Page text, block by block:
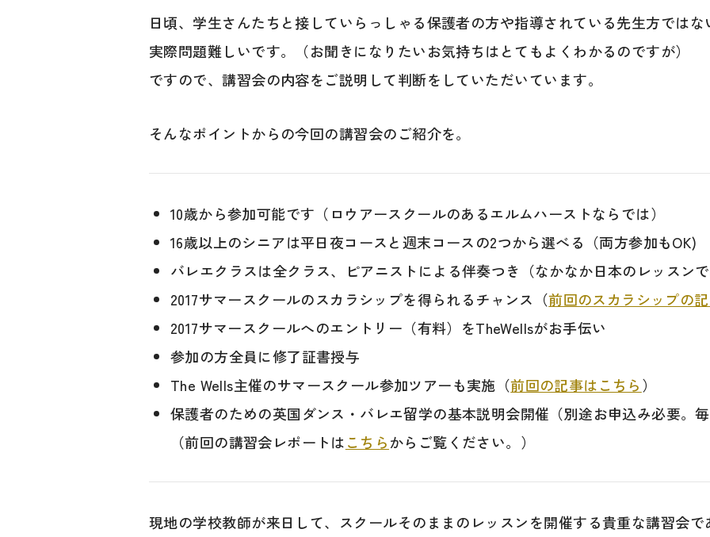
日頃、学生さんたちと接していらっしゃる保護者の方や指導されている先生方では
実際問題難しいです。（お聞きになりたいお気持ちはとてもよくわかるのですが）
ですので、講習会の内容をご説明して判断をしていただいています。
そんなポイントからの今回の講習会のご紹介を。
10歳から参加可能です（ロウアースクールのあるエルムハーストならでは）
16歳以上のシニアは平日夜コースと週末コースの2つから選べる（両方参加もOK)
バレエクラスは全クラス、ピアニストによる伴奏つき（なかなか日本のレッスンで
2017サマースクールのスカラシップを得られるチャンス（前回のスカラシップの
2017サマースクールへのエントリー（有料）をTheWellsがお手伝い
参加の方全員に修了証書授与
The Wells主催のサマースクール参加ツアーも実施（前回の記事はこちら）
保護者のための英国ダンス・バレエ留学の基本説明会開催（別途お申込み必要。
（前回の講習会レポートはこちらからご覧ください。）
現地の学校教師が来日して、スクールそのままのレッスンを開催する貴重な講習会